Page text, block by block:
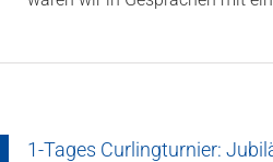
1-Tages Curlingturnier: